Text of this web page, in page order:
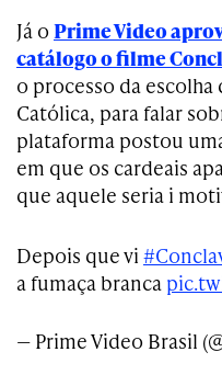
Já o Prime Video
catálogo o filme
o processo da
Católica, para falar
plataforma postou
em que os cardeais
que aquele seria i
Depois que vi
a fumaça branca
— Prime Video Brasil